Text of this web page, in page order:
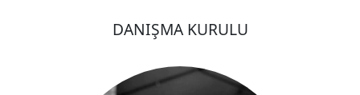
DANIŞMA KURULU